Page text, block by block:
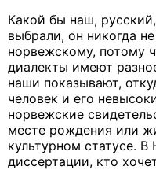
Какой бы наш,
выбрали, он никогда
норвежскому, потому
диалекты имеют
наши показывают,
человек и его
норвежские
месте рождения или
культурном статусе.
диссертации, кто